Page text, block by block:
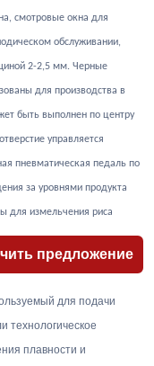
смотровые окна для
обслуживании,
2-2,5 мм. Черные
для производства в
быть выполнен по центру
управляется
пневматическая педаль по
за уровнями продукта
для измельчения риса
предложение
для подачи
технологическое
плавности и